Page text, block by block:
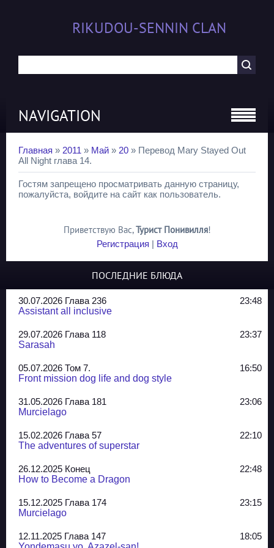
RIKUDOU-SENNIN CLAN
NAVIGATION
Главная » 2011 » Май » 20 » Перевод Mary Stayed Out
All Night глава 14.
Гостям запрещено просматривать данную страницу,
пожалуйста, войдите на сайт как пользователь.
Приветствую Вас,Турист Понивилля!
Регистрация | Вход
ПОСЛЕДНИЕ БЛЮДА
30.07.2026 Глава 236
23:48
Assistant all inclusive
29.07.2026 Глава 118
23:37
Sarasah
05.07.2026 Том 7.
16:50
Front mission dog life and dog style
31.05.2026 Глава 181
23:06
Murcielago
15.02.2026 Глава 57
22:10
The adventures of superstar
26.12.2025 Конец
22:48
How to Become a Dragon
15.12.2025 Глава 174
23:15
Murcielago
12.11.2025 Глава 147
18:05